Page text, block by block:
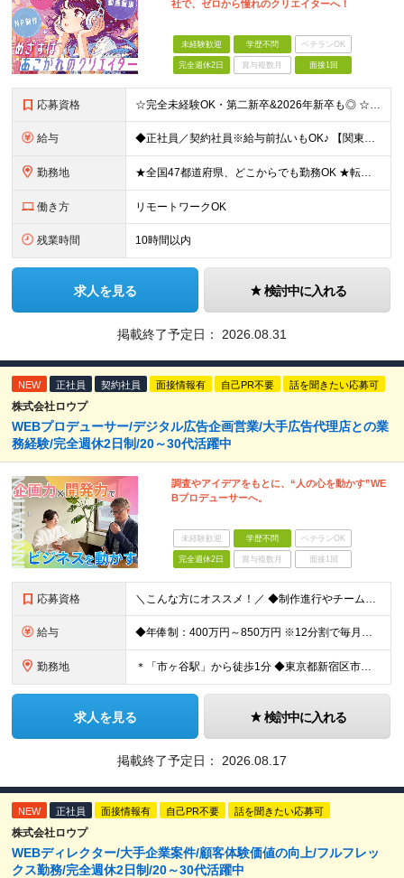
社で、ゼロから憧れのクリエイターへ！
未経験歓迎 学歴不問 ベテランOK
完全週休2日 賞与複数月 面接1回
応募資格 ☆完全未経験OK・第二新卒&2026年新卒も◎ ☆社員の7割が20代 ☆経歴・ブランク不問 ※学歴不問 …━━━━━━━━━━ 未経験スタート前提のポテンシャル採用です。 毎月全国で複数人を採用して
給与 ◆正社員／契約社員※給与前払いもOK♪ 【関東（一都三県）】 月給25万円～ ※固定残業代（月20時間分／月3万2383円）を含む。超過分は別途支給。 ※試用期間中の給与は月給22万円～ 【関東（北
勤務地 ★全国47都道府県、どこからでも勤務OK ★転勤なし！腰を据えて活躍◎ ★マイカー通勤OK（拠点による） ★業務に慣れたら、ゆくゆくはリモート併用やフルリモートも可能 全国のお客様先にて勤務していた
働き方 リモートワークOK
残業時間 10時間以内
求人を見る 検討中に入れる
掲載終了予定日： 2026.08.31
NEW 正社員 契約社員 面接情報有 自己PR不要 話を聞きたい応募可
株式会社ロウプ
WEBプロデューサー/デジタル広告企画営業/大手広告代理店との業
務経験/完全週休2日制/20～30代活躍中
調査やアイデアをもとに、“人の心を動かす”WE
Bプロデューサーへ。
未経験歓迎 学歴不問 ベテランOK
完全週休2日 賞与複数月 面接1回
応募資格 ＼こんな方にオススメ！／ ◆制作進行やチームでのプロジェクト経験がある方 ◆クライアントや社内メンバーと円滑にコミュニケーションを取れる方 ◆デジタル制作進行やディレクションの実務経験をお持ちの方
給与 ◆年俸制：400万円～850万円 ※12分割で毎月支給 ※スキル・経験を考慮して決定いたします ※試用期間中6ヶ月あり（給与・待遇に差異ナシ） ※残業代については面接時にお伝えします
勤務地 ＊「市ヶ谷駅」から徒歩1分 ◆東京都新宿区市谷左内町5 4F (変更の範囲)上記を除く当社関連勤務地
求人を見る 検討中に入れる
掲載終了予定日： 2026.08.17
NEW 正社員 面接情報有 自己PR不要 話を聞きたい応募可
株式会社ロウプ
WEBディレクター/大手企業案件/顧客体験価値の向上/フルフレッ
クス勤務/完全週休2日制/20～30代活躍中